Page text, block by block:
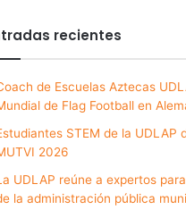
recientes
de Escuelas Aztecas
de Flag Football en
STEM de la UDLAP
2026
UDLAP reúne a expertos
la administración pública